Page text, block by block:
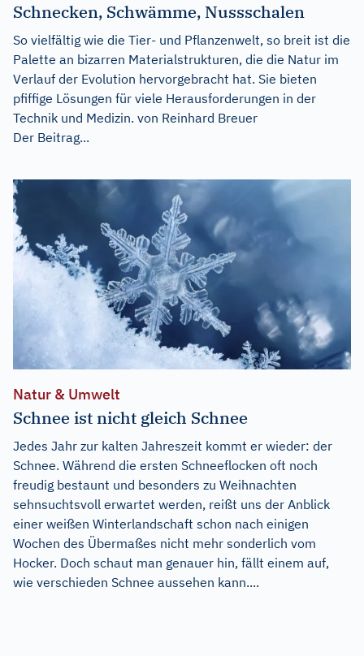
Schnecken, Schwämme, Nussschalen
So vielfältig wie die Tier- und Pflanzenwelt, so breit ist die
Palette an bizarren Materialstrukturen, die die Natur im
Verlauf der Evolution hervorgebracht hat. Sie bieten
pfiffige Lösungen für viele Herausforderungen in der
Technik und Medizin. von Reinhard Breuer
Der Beitrag...
Natur & Umwelt
Schnee ist nicht gleich Schnee
Jedes Jahr zur kalten Jahreszeit kommt er wieder: der
Schnee. Während die ersten Schneeflocken oft noch
freudig bestaunt und besonders zu Weihnachten
sehnsuchtsvoll erwartet werden, reißt uns der Anblick
einer weißen Winterlandschaft schon nach einigen
Wochen des Übermaßes nicht mehr sonderlich vom
Hocker. Doch schaut man genauer hin, fällt einem auf,
wie verschieden Schnee aussehen kann....